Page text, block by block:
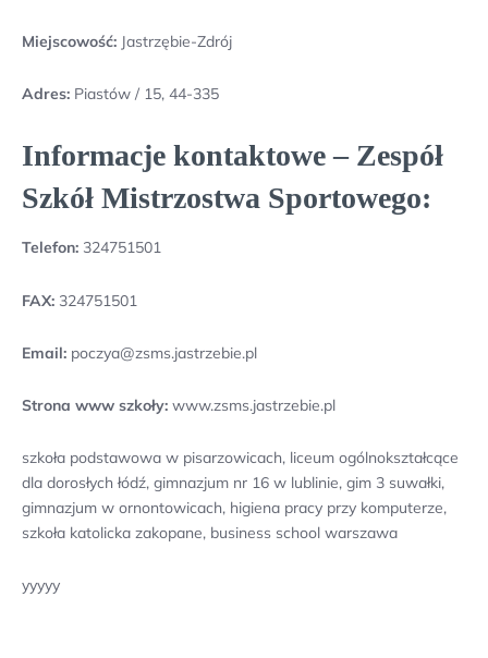
Miejscowość: Jastrzębie-Zdrój
Adres: Piastów / 15, 44-335
Informacje kontaktowe – Zespół
Szkół Mistrzostwa Sportowego:
Telefon: 324751501
FAX: 324751501
Email: poczya@zsms.jastrzebie.pl
Strona www szkoły: www.zsms.jastrzebie.pl
szkoła podstawowa w pisarzowicach, liceum ogólnokształcące
dla dorosłych łódź, gimnazjum nr 16 w lublinie, gim 3 suwałki,
gimnazjum w ornontowicach, higiena pracy przy komputerze,
szkoła katolicka zakopane, business school warszawa
yyyyy